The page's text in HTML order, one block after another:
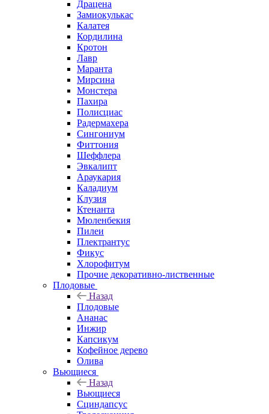
Драцена
Замиокулькас
Калатея
Кордилина
Кротон
Лавр
Маранта
Мирсина
Монстера
Пахира
Полисциас
Радермахера
Сингониум
Фиттония
Шеффлера
Эвкалипт
Араукария
Каладиум
Клузия
Ктенанта
Мюленбекия
Пилеи
Плектрантус
Фикус
Хлорофитум
Прочие декоративно-лиственные
Плодовые
Назад
Плодовые
Ананас
Инжир
Капсикум
Кофейное дерево
Олива
Вьющиеся
Назад
Вьющиеся
Сциндапсус